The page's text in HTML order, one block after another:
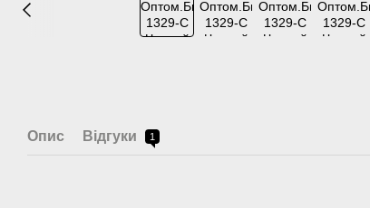
Опис Відгуки 1